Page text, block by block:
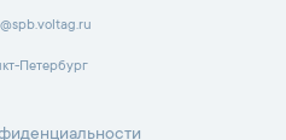
Петербург